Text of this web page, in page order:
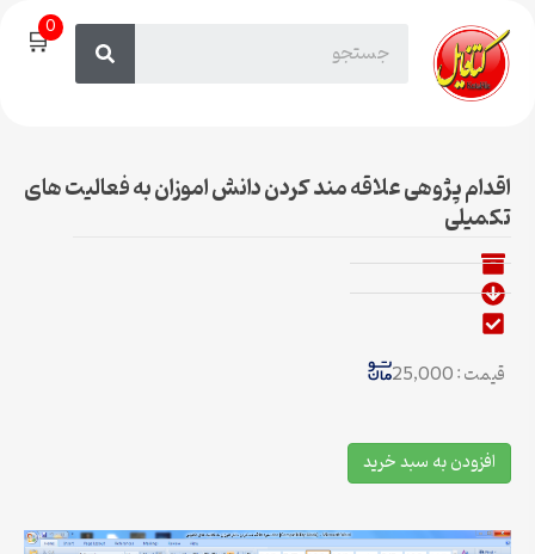
🛒0
اقدام پژوهی علاقه مند کردن دانش اموزان به فعالیت های
تکمیلی
قیمت : 25,000
افزودن به سبد خرید